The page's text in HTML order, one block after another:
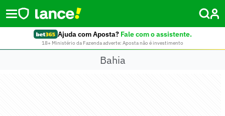
Ajuda com Aposta? Fale com o assistente.
18+ Ministério da Fazenda adverte: Aposta não é investimento
Bahia